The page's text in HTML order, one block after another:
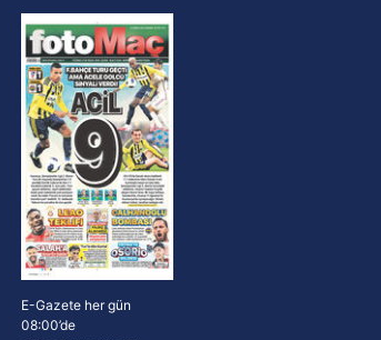
ilgili
verilecek
Ligi
yeni teknik
E-Gazete her gün
08:00’de